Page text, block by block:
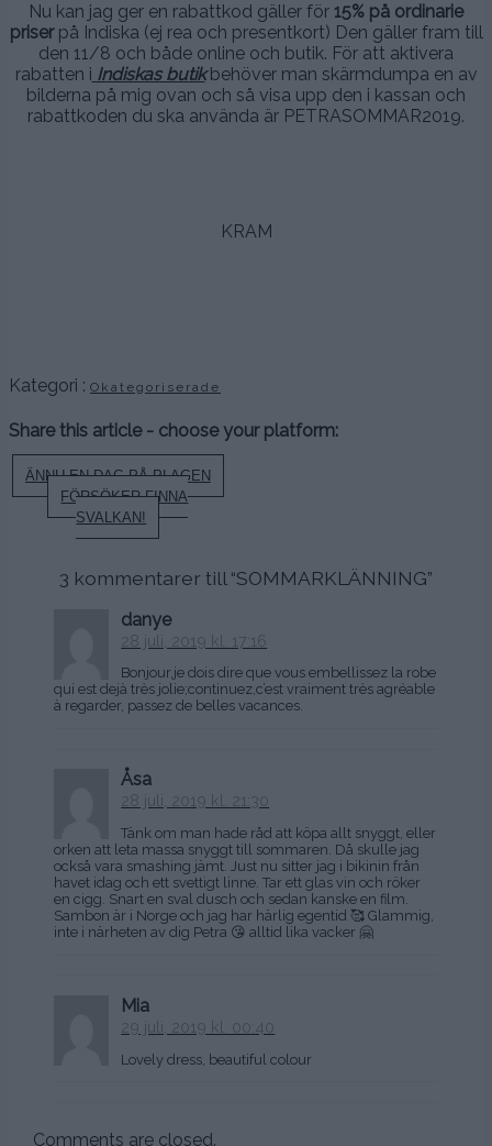
Nu kan jag ger en rabattkod gäller för 15% på ordinarie
priserpå Indiska (ej rea och presentkort) Den gäller fram till
den 11/8 och både online och butik. För att aktivera
rabatten i Indiskas butikbehöver man skärmdumpa en av
bilderna på mig ovan och så visa upp den i kassan och
rabattkoden du ska använda är PETRASOMMAR2019.
KRAM
Kategori : Okategoriserade
Share this article - choose your platform:
Inläggsnavigering
ÄNNU EN DAG PÅ PLAGEN
FÖRSÖKER FINNA
SVALKAN!
3 kommentarer till “SOMMARKLÄNNING”
danye
28 juli, 2019 kl. 17:16
Bonjour,je dois dire que vous embellissez la robe
qui est dejà très jolie;continuez,c’est vraiment très agréable
à regarder, passez de belles vacances.
Åsa
28 juli, 2019 kl. 21:30
Tänk om man hade råd att köpa allt snyggt, eller
orken att leta massa snyggt till sommaren. Då skulle jag
också vara smashing jämt. Just nu sitter jag i bikinin från
havet idag och ett svettigt linne. Tar ett glas vin och röker
en cigg. Snart en sval dusch och sedan kanske en film.
Sambon är i Norge och jag har härlig egentid 🥰 Glammig,
inte i närheten av dig Petra 😘 alltid lika vacker 🤗
Mia
29 juli, 2019 kl. 00:40
Lovely dress, beautiful colour
Comments are closed.